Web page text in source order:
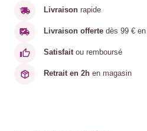
Livraison rapide
Livraison offerte dès 99 €
Satisfaitou remboursé
Retrait en 2h en magasin